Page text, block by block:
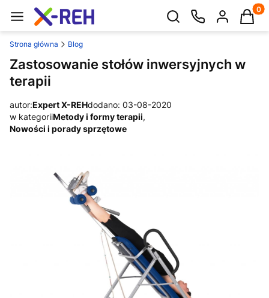
Otwórz wyszukiwarkę
Strona główna Blog
Zastosowanie stołów inwersyjnych w
terapii
autor:Expert X-REHdodano: 03-08-2020
w kategoriiMetody i formy terapii,
Nowości i porady sprzętowe